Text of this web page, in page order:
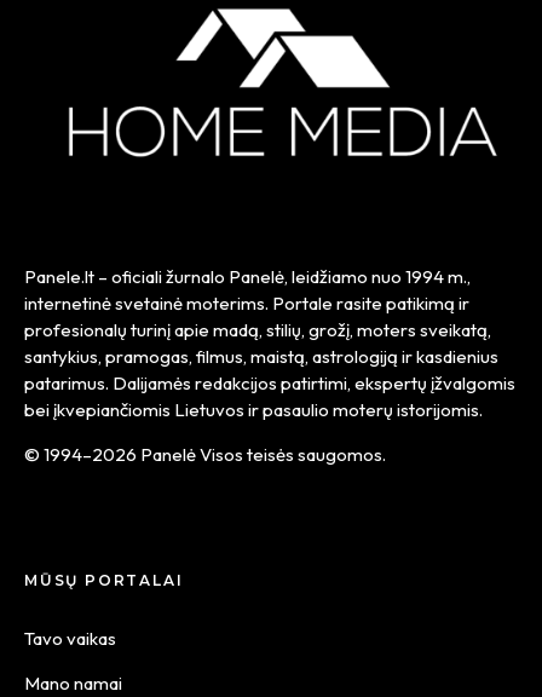
Panele.lt – oficiali žurnalo Panelė, leidžiamo nuo 1994 m.,
internetinė svetainė moterims. Portale rasite patikimą ir
profesionalų turinį apie madą, stilių, grožį, moters sveikatą,
santykius, pramogas, filmus, maistą, astrologiją ir kasdienius
patarimus. Dalijamės redakcijos patirtimi, ekspertų įžvalgomis
bei įkvepiančiomis Lietuvos ir pasaulio moterų istorijomis.
© 1994–2026 Panelė Visos teisės saugomos.
MŪSŲ PORTALAI
Tavo vaikas
Mano namai